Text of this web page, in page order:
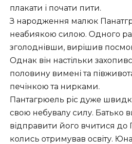
плакати і почати пити.
З народження малюк
неабиякою силою. Одного
зголоднівши, вирішив
Однак він настільки
половину вимені та
печінкою та нирками.
Пантагрюель ріс дуже
свою небувалу силу. Батько
відправити його вчитися
колись отримував освіту.